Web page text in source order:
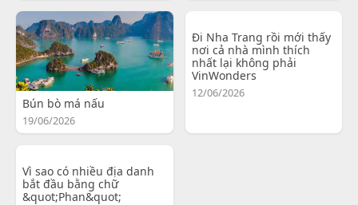
Bún bò má nấu
19/06/2026
Đi Nha Trang rồi mới thấy
nơi cả nhà mình thích
nhất lại không phải
VinWonders
12/06/2026
Vì sao có nhiều địa danh
bắt đầu bằng chữ
&quot;Phan&quot;